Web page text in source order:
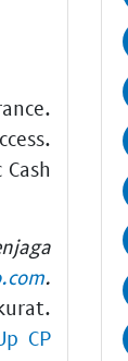
.
CP